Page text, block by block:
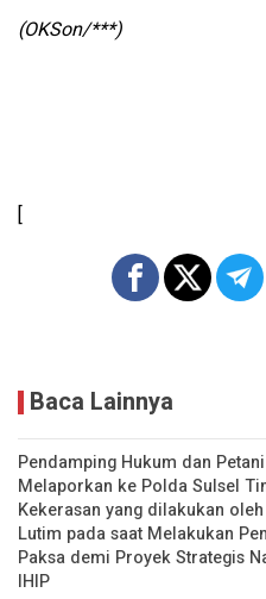
(OKSon/***)
[
Baca Lainnya
Pendamping Hukum dan
Melaporkan ke Polda Sulsel
Kekerasan yang dilakukan
Lutim pada saat Melakukan
Paksa demi Proyek Strategis
IHIP